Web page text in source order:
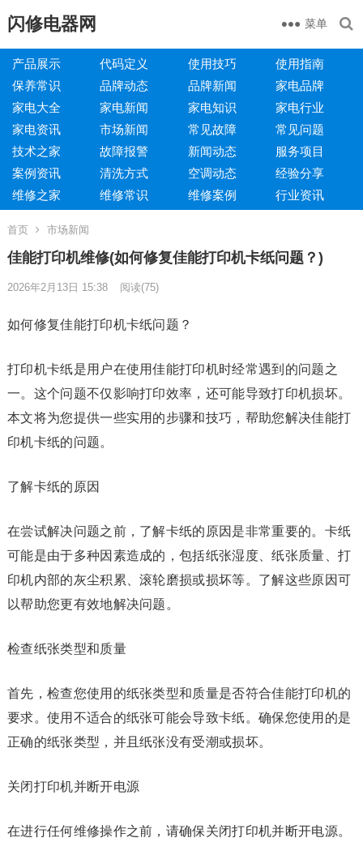
闪修电器网 菜单
产品展示 代码定义 使用技巧
使用指南
保养常识
品牌动态 品牌新闻
家电品牌
家电大全
家电新闻 家电知识
家电行业
家电资讯
市场新闻 常见故障
常见问题
技术之家
故障报警 新闻动态
服务项目
案例资讯
清洗方式 空调动态
经验分享
维修之家
维修常识 维修案例 行业资讯
首页 市场新闻
佳能打印机维修(如何修复佳能打印机卡纸问题？)
2026年2月13日 15:38 阅读(75)
如何修复佳能打印机卡纸问题？
打印机卡纸是用户在使用佳能打印机时经常遇到的问题之
一。这个问题不仅影响打印效率，还可能导致打印机损坏。
本文将为您提供一些实用的步骤和技巧，帮助您解决佳能打
印机卡纸的问题。
了解卡纸的原因
在尝试解决问题之前，了解卡纸的原因是非常重要的。卡纸
可能是由于多种因素造成的，包括纸张湿度、纸张质量、打
印机内部的灰尘积累、滚轮磨损或损坏等。了解这些原因可
以帮助您更有效地解决问题。
检查纸张类型和质量
首先，检查您使用的纸张类型和质量是否符合佳能打印机的
要求。使用不适合的纸张可能会导致卡纸。确保您使用的是
正确的纸张类型，并且纸张没有受潮或损坏。
关闭打印机并断开电源
在进行任何维修操作之前，请确保关闭打印机并断开电源。